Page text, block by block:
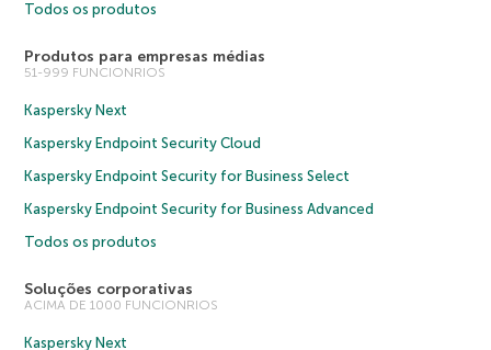
Todos os produtos
Produtos para empresas médias
51-999 FUNCIONRIOS
Kaspersky Next
Kaspersky Endpoint Security Cloud
Kaspersky Endpoint Security for Business Select
Kaspersky Endpoint Security for Business Advanced
Todos os produtos
Soluções corporativas
ACIMA DE 1000 FUNCIONRIOS
Kaspersky Next